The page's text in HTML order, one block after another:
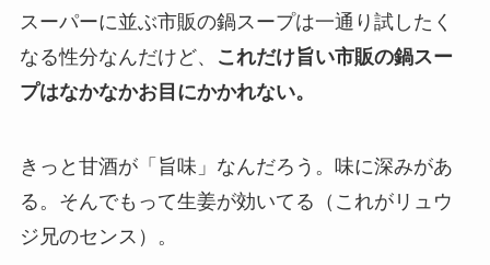
スーパーに並ぶ市販の鍋スープは一通り試したく
なる性分なんだけど、
これだけ旨い市販の鍋スー
プはなかなかお目にかかれない。
きっと甘酒が「旨味」なんだろう。味に深みがあ
る。そんでもって生姜が効いてる（これがリュウ
ジ兄のセンス）。